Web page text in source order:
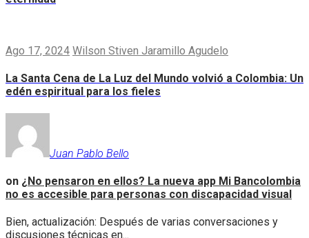
Ago 17, 2024 Wilson Stiven Jaramillo Agudelo
La Santa Cena de La Luz del Mundo volvió a Colombia: Un
edén espiritual para los fieles
Juan Pablo Bello
on ¿No pensaron en ellos? La nueva app Mi Bancolombia
no es accesible para personas con discapacidad visual
Bien, actualización: Después de varias conversaciones y
discusiones técnicas en...